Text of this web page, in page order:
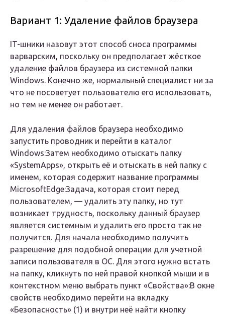
Вариант 1: Удаление файлов браузера
IT-шники назовут этот способ сноса программы
варварским, поскольку он предполагает жёсткое
удаление файлов браузера из системной папки
Windows. Конечно же, нормальный специалист ни за
что не посоветует пользователю его использовать,
но тем не менее он работает.
Для удаления файлов браузера необходимо
запустить проводник и перейти в каталог
Windows:Затем необходимо отыскать папку
«SystemApps», открыть её и отыскать в ней папку с
именем, которая содержит название программы
MicrosoftEdge:Задача, которая стоит перед
пользователем, — удалить эту папку, но тут
возникает трудность, поскольку данный браузер
является системным и удалить его просто так не
получится. Для начала необходимо получить
разрешение для подобной операции для учетной
записи пользователя в ОС. Для этого нужно встать
на папку, кликнуть по ней правой кнопкой мыши и в
контекстном меню выбрать пункт «Свойства»:В окне
свойств необходимо перейти на вкладку
«Безопасность» (1) и внутри неё найти кнопку